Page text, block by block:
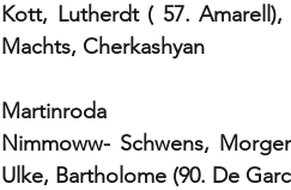
Kott, Lutherdt ( 57.
Machts, Cherkashyan
Martinroda
Nimmoww- Schwens,
Ulke, Bartholome (90. De